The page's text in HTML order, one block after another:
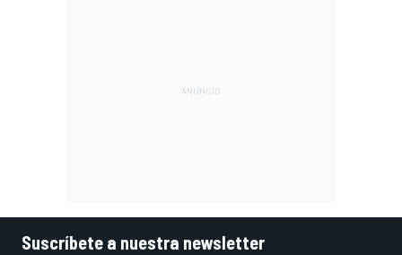
Suscríbete a nuestra newsletter